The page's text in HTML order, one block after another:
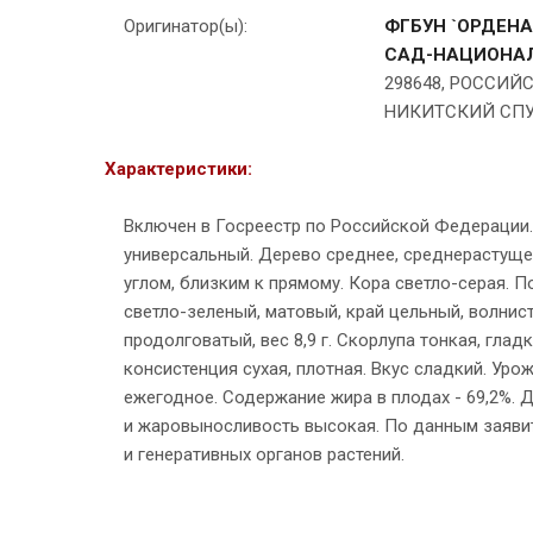
Оригинатор(ы):
ФГБУН
САД-
298648,
НИКИТСКИЙ
Характеристики:
Включен в Госреестр по Российской
универсальный. Дерево среднее,
углом, близким к прямому. Кора светло-серая.
светло-зеленый, матовый, край цельный,
продолговатый, вес 8,9 г. Скорлупа тонкая,
консистенция сухая, плотная. Вкус сладкий.
ежегодное. Содержание жира в плодах - 69,2%.
и жаровыносливость высокая. По данным
и генеративных органов растений.